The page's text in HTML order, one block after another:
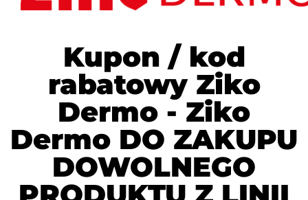
Kupon / kod
rabatowy Ziko
Dermo - Ziko
Dermo DO ZAKUPU
DOWOLNEGO